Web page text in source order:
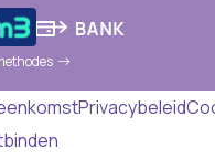
Privacybeleid